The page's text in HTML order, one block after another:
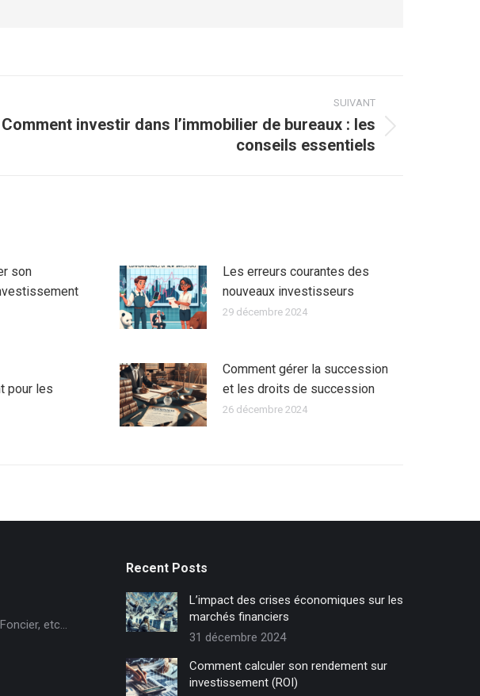
SUIVANT
Comment investir dans l’immobilier de bureaux : les
conseils essentiels
son
Les erreurs courantes des
nouveaux investisseurs
29 décembre 2024
pour les
Comment gérer la succession
et les droits de succession
26 décembre 2024
etc...
Recent Posts
L’impact des crises économiques sur les
marchés financiers
31 décembre 2024
Comment calculer son rendement sur
investissement (ROI)